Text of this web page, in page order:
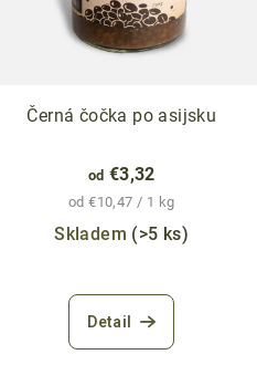
Černá čočka po asijsku
od €3,32
Jednotková
cena:
od €10,47 / 1 kg
Skladem (>5 ks)
hodnotenie
produktu
je
Detail